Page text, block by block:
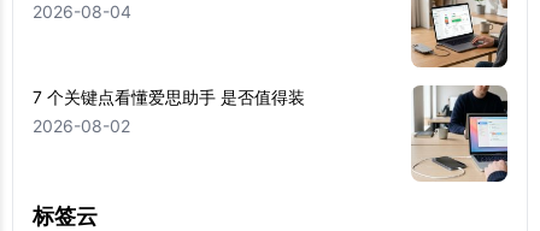
2026-08-04
7 个关键点看懂爱思助手 是否值得装
2026-08-02
标签云